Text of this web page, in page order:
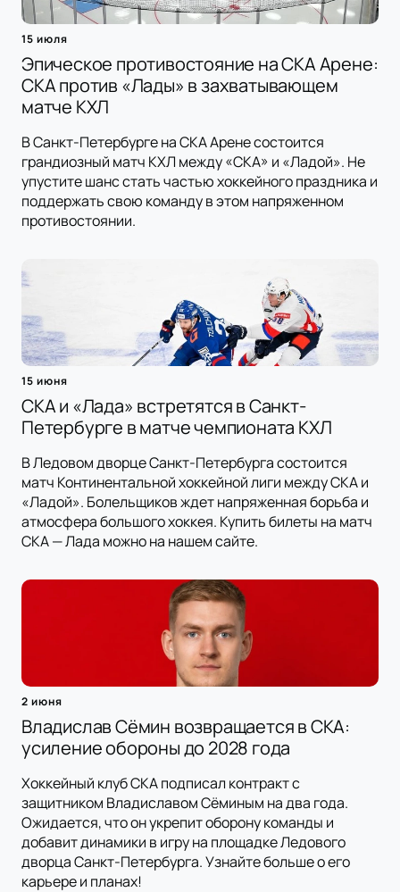
15 июля
Эпическое противостояние на СКА Арене:
СКА против «Лады» в захватывающем
матче КХЛ
В Санкт-Петербурге на СКА Арене состоится
грандиозный матч КХЛ между «СКА» и «Ладой». Не
упустите шанс стать частью хоккейного праздника и
поддержать свою команду в этом напряженном
противостоянии.
15 июня
СКА и «Лада» встретятся в Санкт-
Петербурге в матче чемпионата КХЛ
В Ледовом дворце Санкт-Петербурга состоится
матч Континентальной хоккейной лиги между СКА и
«Ладой». Болельщиков ждет напряженная борьба и
атмосфера большого хоккея. Купить билеты на матч
СКА — Лада можно на нашем сайте.
2 июня
Владислав Сёмин возвращается в СКА:
усиление обороны до 2028 года
Хоккейный клуб СКА подписал контракт с
защитником Владиславом Сёминым на два года.
Ожидается, что он укрепит оборону команды и
добавит динамики в игру на площадке Ледового
дворца Санкт-Петербурга. Узнайте больше о его
карьере и планах!